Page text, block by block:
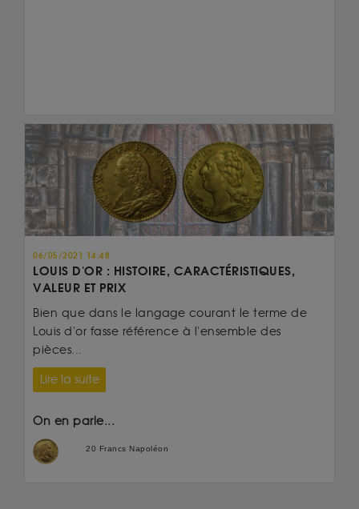
06/05/2021 14:48
LOUIS D'OR : HISTOIRE, CARACTÉRISTIQUES,
VALEUR ET PRIX
Bien que dans le langage courant le terme de
Louis d'or fasse référence à l'ensemble des
pièces...
Lire la suite
On en parle...
20 Francs Napoléon